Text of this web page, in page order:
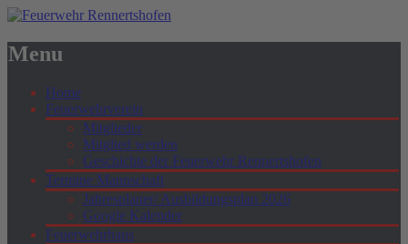
Menu
Home
Feuerwehrverein
Mitglieder
Mitglied werden
Geschichte der Feuerwehr Rennertshofen
Termine Mannschaft
Jahresplaner/ Ausbildungsplan 2026
Google Kalender
Feuerwehrhaus